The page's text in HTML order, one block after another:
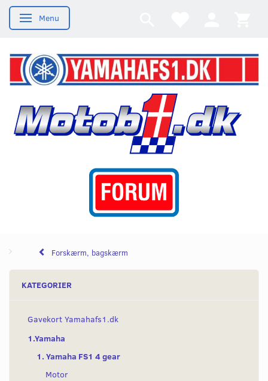
Skifte navigation
Menu
Forskærm, bagskærm
KATEGORIER
Gavekort Yamahafs1.dk
1.Yamaha
1. Yamaha FS1 4 gear
Motor